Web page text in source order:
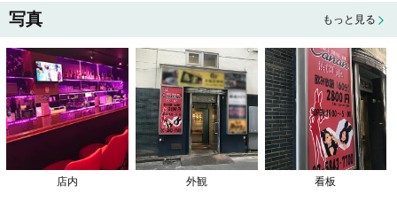
写真 もっと見る
店内 外観 看板